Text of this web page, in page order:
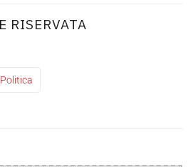
RISERVATA
Politica